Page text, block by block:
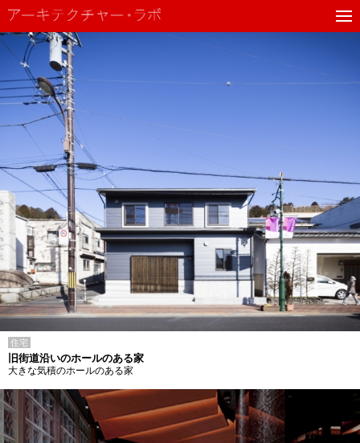
住宅
旧街道沿いのホールのある家
大きな気積のホールのある家